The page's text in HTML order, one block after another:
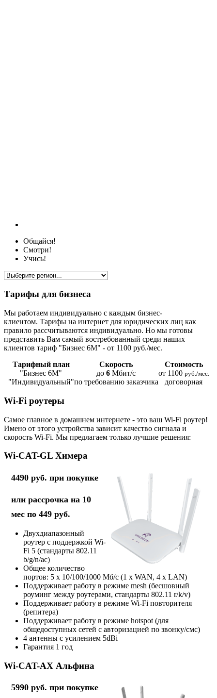
Общайся!
Смотри!
Учись!
Тарифы для бизнеса
Мы работаем индивидуально с каждым бизнес-
клиентом. Тарифы на интернет для юридических лиц как
правило рассчитываются индивидуально. Но мы готовы
представить Вам самый востребованный среди наших
клиентов тариф "Бизнес 6М" - от 1100 руб./мес.
Тарифный план
Скорость
Стоимость
"Бизнес 6М"
до 6 Мбит/с от 1100 руб./мес.
"Индивидуальный"по требованию заказчика договорная
Wi-Fi роутеры
Самое главное в домашнем интернете - это ваш Wi-Fi роутер!
Имено от этого устройства зависит качество сигнала и
скорость Wi-Fi. Мы предлагаем только лучшие решения:
Wi-CAT-GL Химера
4490 руб. при покупке
или рассрочка на 10
мес по 449 руб.
Двухдиапазонный
роутер с поддержкой Wi-
Fi 5 (стандарты 802.11
b/g/n/ac)
Общее количество
портов: 5 х 10/100/1000 Мб/с (1 x WAN, 4 x LAN)
Поддерживает работу в режиме mesh (бесшовный
роуминг между роутерами, стандарты 802.11 r/k/v)
Поддерживает работу в режиме Wi-Fi повторителя
(репитера)
Поддерживает работу в режиме hotspot (для
общедоступных сетей с авторизацией по звонку/смс)
4 антенны с усилением 5dBi
Гарантия 1 год
Wi-CAT-AX Альфина
5990 руб. при покупке